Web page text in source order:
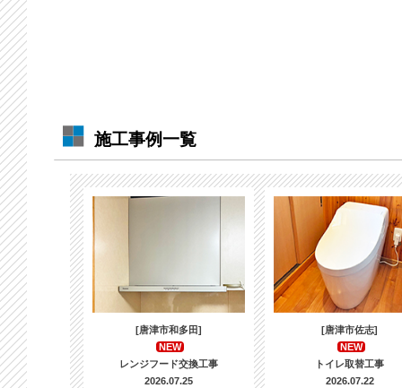
施工事例一覧
[唐津市和多田]
NEW
レンジフード交換工事
2026.07.25
[唐津市佐志]
NEW
トイレ取替工事
2026.07.22